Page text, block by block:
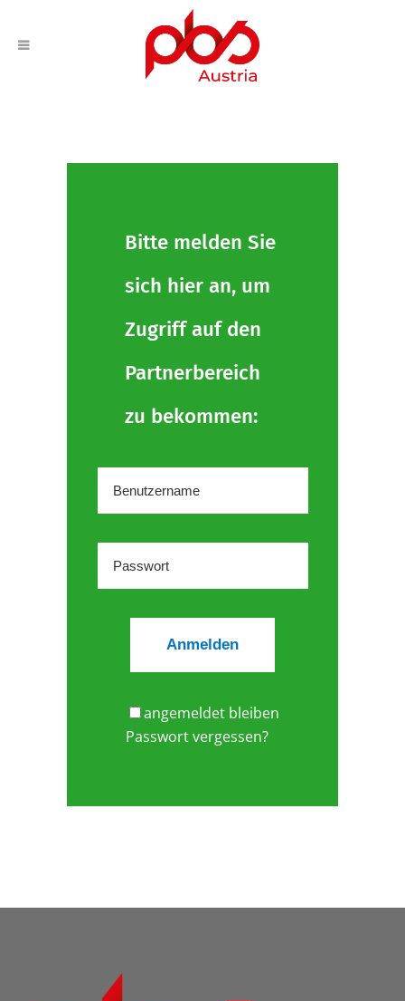
Bitte melden Sie
sich hier an, um
Zugriff auf den
Partnerbereich
zu bekommen:
angemeldet bleiben
Passwort vergessen?